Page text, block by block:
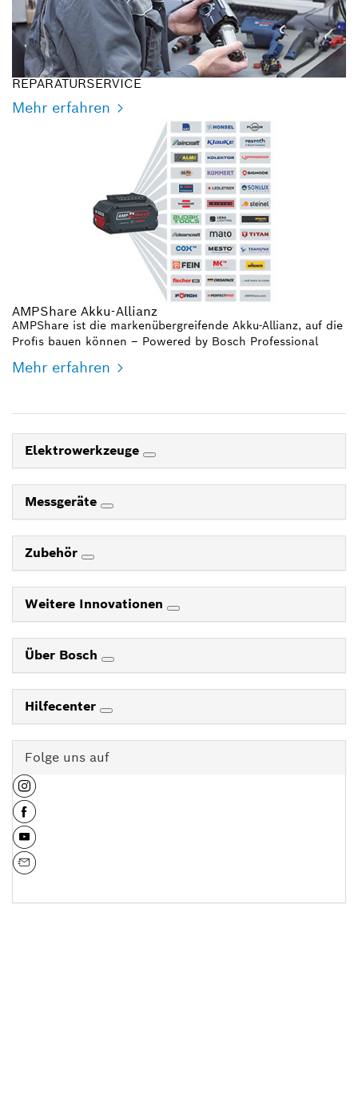
REPARATURSERVICE
Mehr erfahren
AMPShare Akku-Allianz
AMPShare ist die markenübergreifende Akku-Allianz, auf die
Profis bauen können – Powered by Bosch Professional
Mehr erfahren
Elektrowerkzeuge
Messgeräte
Zubehör
Weitere Innovationen
Über Bosch
Hilfecenter
Folge uns auf